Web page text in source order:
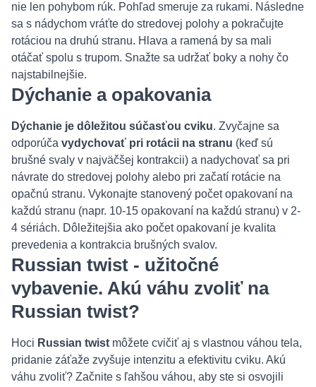
nie len pohybom rúk. Pohľad smeruje za rukami. Následne
sa s nádychom vráťte do stredovej polohy a pokračujte
rotáciou na druhú stranu. Hlava a ramená by sa mali
otáčať spolu s trupom. Snažte sa udržať boky a nohy čo
najstabilnejšie.
Dýchanie a opakovania
Dýchanie je dôležitou súčasťou cviku. Zvyčajne sa
odporúča vydychovať pri rotácii na stranu (keď sú
brušné svaly v najväčšej kontrakcii) a nadychovať sa pri
návrate do stredovej polohy alebo pri začatí rotácie na
opačnú stranu. Vykonajte stanovený počet opakovaní na
každú stranu (napr. 10-15 opakovaní na každú stranu) v 2-
4 sériách. Dôležitejšia ako počet opakovaní je kvalita
prevedenia a kontrakcia brušných svalov.
Russian twist - užitočné
vybavenie. Akú váhu zvoliť na
Russian twist?
Hoci Russian twist môžete cvičiť aj s vlastnou váhou tela,
pridanie záťaže zvyšuje intenzitu a efektivitu cviku. Akú
váhu zvoliť? Začnite s ľahšou váhou, aby ste si osvojili